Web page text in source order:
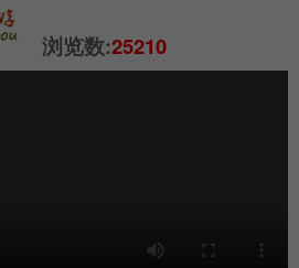
浏览数:25210